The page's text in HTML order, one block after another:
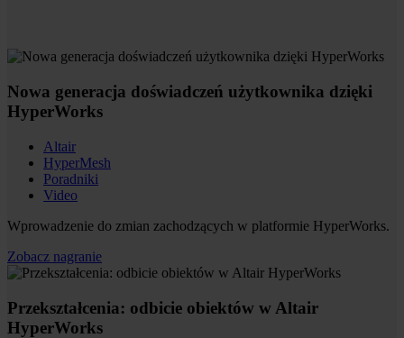
Nowa generacja doświadczeń użytkownika dzięki
HyperWorks
Altair
HyperMesh
Poradniki
Video
Wprowadzenie do zmian zachodzących w platformie HyperWorks.
Zobacz nagranie
Przekształcenia: odbicie obiektów w Altair
HyperWorks